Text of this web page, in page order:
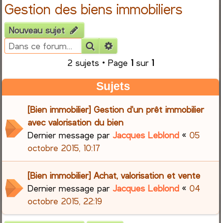
r
c
r
Gestion des biens immobiliers
Nouveau sujet
Rechercher
2 sujets • Page 1sur 1
Sujets
[Bien immobilier] Gestion d'un prêt immobilier
avec valorisation du bien
Dernier message parJacques Leblond «05
octobre 2015, 10:17
[Bien immobilier] Achat, valorisation et vente
Dernier message parJacques Leblond «04
octobre 2015, 22:19